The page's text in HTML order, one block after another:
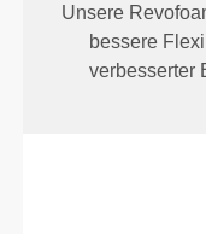
Unsere
bessere
verbesserter